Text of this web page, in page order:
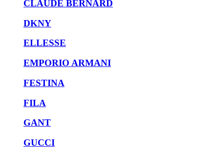
CLAUDE BERNARD
DKNY
ELLESSE
EMPORIO ARMANI
FESTINA
FILA
GANT
GUCCI